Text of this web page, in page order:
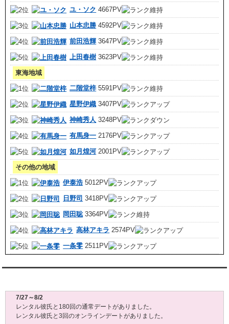
ユ・ソク 4667PV
山本忠勝 4592PV
前田浩輝 3647PV
上田春樹 3623PV
東海地域
二階堂梓 5591PV
星野伊織 3407PV
神崎秀人 3248PV
有馬身一 2176PV
如月煌河2001PV
その他の地域
伊泰浩 5012PV
日野司 3418PV
岡田聡3364PV
高林アキラ 2574PV
一条零 2511PV
7/27～8/2
レンタル彼氏と180回の通常デートがありました。
レンタル彼氏と3回のオンラインデートがありました。